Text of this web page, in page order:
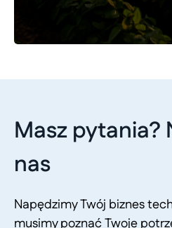
Masz pytania?
nas
Napędzimy Twój biznes
musimy poznać Twoje